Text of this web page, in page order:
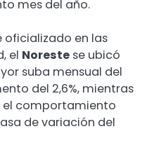
mes del año.
oficializado en las
el Noreste se ubicó
suba mensual del
del 2,6%, mientras
el comportamiento
de variación del